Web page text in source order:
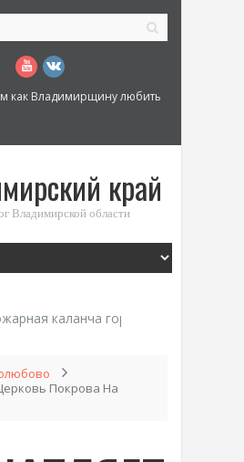
как Владимирщину любить
край
Владимирской области
каланча города Коврова
Покрова На